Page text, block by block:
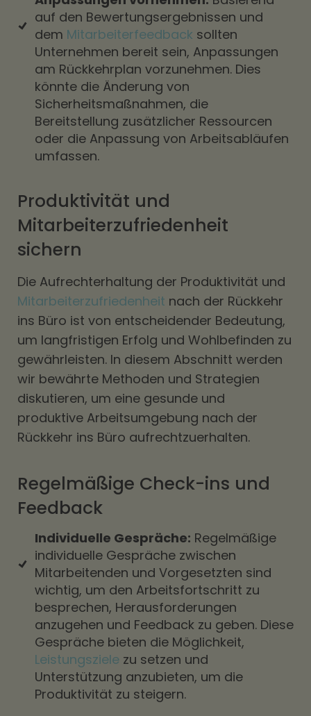
auf den Bewertungsergebnissen und
dem Mitarbeiterfeedback sollten
Unternehmen bereit sein, Anpassungen
am Rückkehrplan vorzunehmen. Dies
könnte die Änderung von
Sicherheitsmaßnahmen, die
Bereitstellung zusätzlicher Ressourcen
oder die Anpassung von Arbeitsabläufen
umfassen.
Produktivität und
Mitarbeiterzufriedenheit
sichern
Die Aufrechterhaltung der Produktivität und
Mitarbeiterzufriedenheit nach der Rückkehr
ins Büro ist von entscheidender Bedeutung,
um langfristigen Erfolg und Wohlbefinden zu
gewährleisten. In diesem Abschnitt werden
wir bewährte Methoden und Strategien
diskutieren, um eine gesunde und
produktive Arbeitsumgebung nach der
Rückkehr ins Büro aufrechtzuerhalten.
Regelmäßige Check-ins und
Feedback
Individuelle Gespräche: Regelmäßige
individuelle Gespräche zwischen
Mitarbeitenden und Vorgesetzten sind
wichtig, um den Arbeitsfortschritt zu
besprechen, Herausforderungen
anzugehen und Feedback zu geben. Diese
Gespräche bieten die Möglichkeit,
Leistungsziele zu setzen und
Unterstützung anzubieten, um die
Produktivität zu steigern.